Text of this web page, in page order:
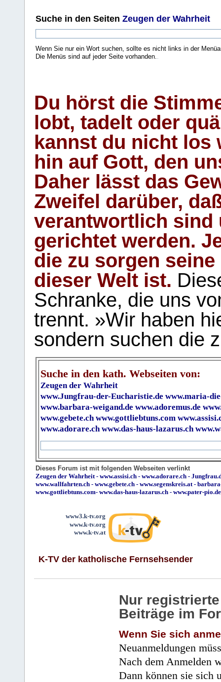
Suche in den Seiten Zeugen der Wahrheit
Wenn Sie nur ein Wort suchen, sollte es nicht links in der
Die Menüs sind auf jeder Seite vorhanden.
Du hörst die
lobt, tadelt oder
kannst du nicht los
hin auf Gott, den
Daher lässt das
Zweifel darüber,
verantwortlich sind
gerichtet werden.
die zu sorgen
dieser Welt ist.
Schranke, die uns
trennt. »Wir haben
sondern suchen die
Suche in den kath. Webseiten von:
Zeugen der Wahrheit
www.Jungfrau-der-Eucharistie.de www.maria-
www.barbara-weigand.de www.adoremus.de
www.gebete.ch www.gottliebtuns.com
www.adorare.ch www.das-haus-lazarus.ch
Dieses Forum ist mit folgenden Webseiten verlinkt
Zeugen der Wahrheit - www.assisi.ch - www.adorare.ch -
www.wallfahrten.ch - www.gebete.ch - www.segenskreis.at -
www.gottliebtuns.com- www.das-haus-lazarus.ch - www.pater-pio.de
www3.k-tv.org
www.k-tv.org
www.k-tv.at
K-TV der katholische Fernsehsender
Nur
Beiträge im
Wenn Sie sich
Neuanmeldungen
Nach dem Anmelden
Dann können sie sich